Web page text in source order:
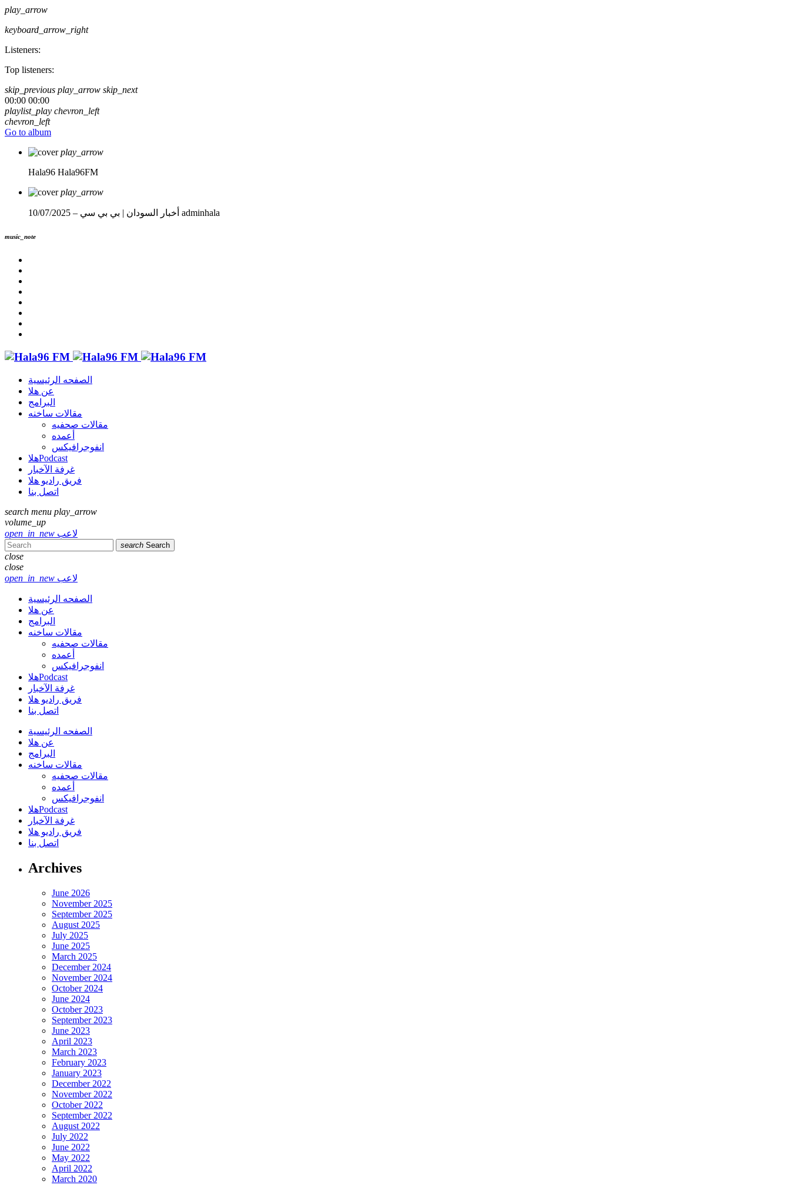
play_arrow
keyboard_arrow_right
Listeners:
Top listeners:
skip_previous play_arrow skip_next
00:00 00:00
playlist_play chevron_left
chevron_left
Go to album
play_arrow
Hala96 Hala96FM
play_arrow
أخبار السودان | بي بي سي – 10/07/2025 adminhala
music_note
الصفحه الرئيسية
عن هلا
البرامج
مقالات ساخنه
مقالات صحفيه
أعمده
انفوجرافيكس
هلاPodcast
غرفة الآخبار
فريق راديو هلا
اتصل بنا
search menu play_arrow
volume_up
open_in_new لاعب
search Search
close
close
open_in_new لاعب
الصفحه الرئيسية
عن هلا
البرامج
مقالات ساخنه
مقالات صحفيه
أعمده
انفوجرافيكس
هلاPodcast
غرفة الآخبار
فريق راديو هلا
اتصل بنا
الصفحه الرئيسية
عن هلا
البرامج
مقالات ساخنه
مقالات صحفيه
أعمده
انفوجرافيكس
هلاPodcast
غرفة الآخبار
فريق راديو هلا
اتصل بنا
Archives
June 2026
November 2025
September 2025
August 2025
July 2025
June 2025
March 2025
December 2024
November 2024
October 2024
June 2024
October 2023
September 2023
June 2023
April 2023
March 2023
February 2023
January 2023
December 2022
November 2022
October 2022
September 2022
August 2022
July 2022
June 2022
May 2022
April 2022
March 2020